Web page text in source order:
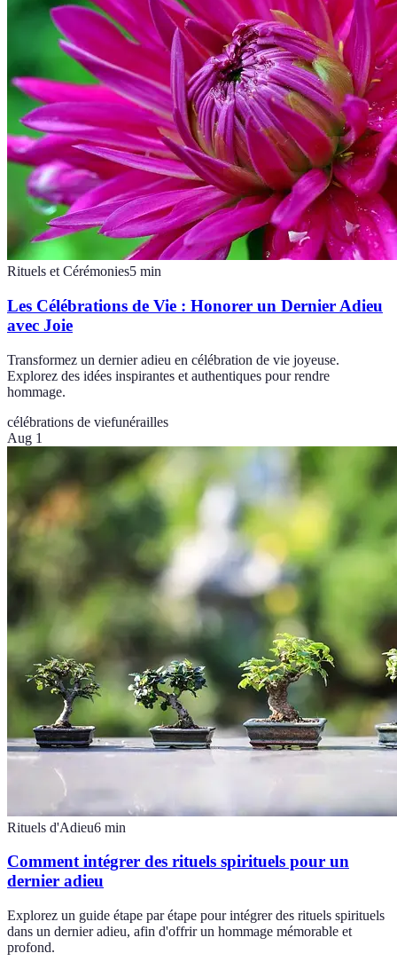
Rituels et Cérémonies5 min
Les Célébrations de Vie : Honorer un Dernier Adieu
avec Joie
Transformez un dernier adieu en célébration de vie joyeuse.
Explorez des idées inspirantes et authentiques pour rendre
hommage.
célébrations de viefunérailles
Aug 1
Rituels d'Adieu6 min
Comment intégrer des rituels spirituels pour un
dernier adieu
Explorez un guide étape par étape pour intégrer des rituels spirituels
dans un dernier adieu, afin d'offrir un hommage mémorable et
profond.